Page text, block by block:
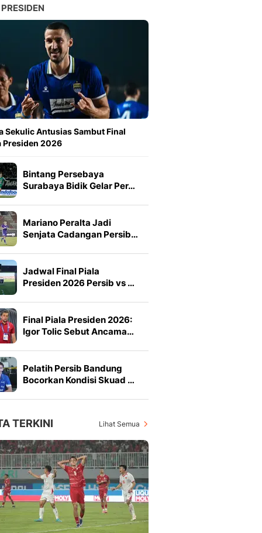
Sekulic Antusias Sambut Final
Presiden 2026
Bintang Persebaya
Surabaya Bidik Gelar Per…
Mariano Peralta Jadi
Senjata Cadangan Persib…
Jadwal Final Piala
Presiden 2026 Persib vs …
Final Piala Presiden 2026:
Igor Tolic Sebut Ancama…
Pelatih Persib Bandung
Bocorkan Kondisi Skuad …
TERKINI Lihat Semua